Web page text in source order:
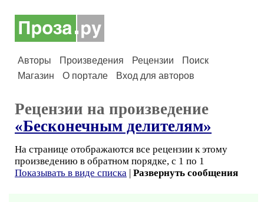
Авторы Произведения Рецензии
Поиск
Магазин
О портале Вход для авторов
Рецензии на произведение
«Бесконечным делителям»
На странице отображаются все рецензии к этому
произведению в обратном порядке, с 1 по 1
Показывать в виде списка | Развернуть сообщения